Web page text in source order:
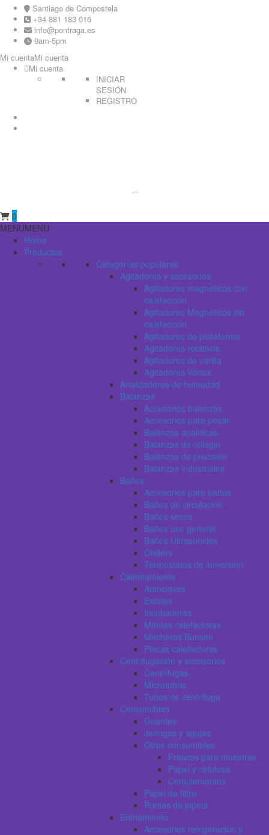
Skip
content
Santiago de Compostela
+34 881 183 016
info@pontraga.es
9am-5pm
Mi cuentaMi cuenta
Mi cuenta
INICIAR
SESIÓN
REGISTRO
0
Primary
Menu
MENUMENU
Home
Productos
Categorías populares
Agitadores y accesorios
Agitadores magnéticos con
calefacción
Agitadores Magnéticos sin
calefacción
Agitadores de plataforma
Agitadores rotativos
Agitadores de varilla
Agitadores Vórtex
Analizadores de humedad
Balanzas
Accesorios balanzas
Accesorios para pesar
Balanzas analíticas
Balanzas de colegio
Balanzas de precisión
Balanzas industriales
Baños
Accesorios para baños
Baños de circulación
Baños secos
Baños uso general
Baños Ultrasonidos
Chillers
Termostatos de inmersión
Calentamiento
Autoclaves
Estufas
Incubadoras
Mantas calefactoras
Mecheros Bunsen
Placas calefactoras
Centrifugación y accesorios
Centrífugas
Microtubos
Tubos de centrífuga
Consumibles
Guantes
Jeringas y agujas
Otros consumibles
Frascos para muestras
Papel y celulosa
Complementos
Papel de filtro
Puntas de pipeta
Enfriamiento
Accesorios refrigeración y